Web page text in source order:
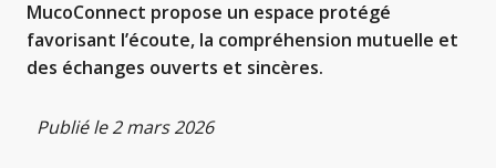
MucoConnect propose un espace protégé
favorisant l’écoute, la compréhension mutuelle et
des échanges ouverts et sincères.
Publié le 2 mars 2026